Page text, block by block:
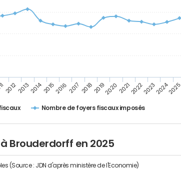
Nombre de foyers fiscaux imposés
20122013201420152016 2017 20182019202020212022202320242025
Brouderdorff en 2025
(Source : JDN d'après ministère de l'Economie)